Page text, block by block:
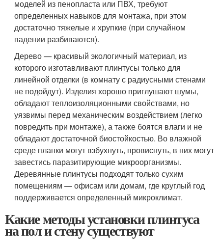
моделей из пенопласта или ПВХ, требуют
определенных навыков для монтажа, при этом
достаточно тяжелые и хрупкие (при случайном
падении разбиваются).
Дерево — красивый экологичный материал, из
которого изготавливают плинтусы только для
линейной отделки (в комнату с радиусными стенами
не подойдут). Изделия хорошо приглушают шумы,
обладают теплоизоляционными свойствами, но
уязвимы перед механическим воздействием (легко
повредить при монтаже), а также боятся влаги и не
обладают достаточной биостойкостью. Во влажной
среде планки могут взбухнуть, провиснуть, в них могут
завестись паразитирующие микроорганизмы.
Деревянные плинтусы подходят только сухим
помещениям — офисам или домам, где круглый год
поддерживается определенный микроклимат.
Какие методы установки плинтуса
на пол и стену существуют